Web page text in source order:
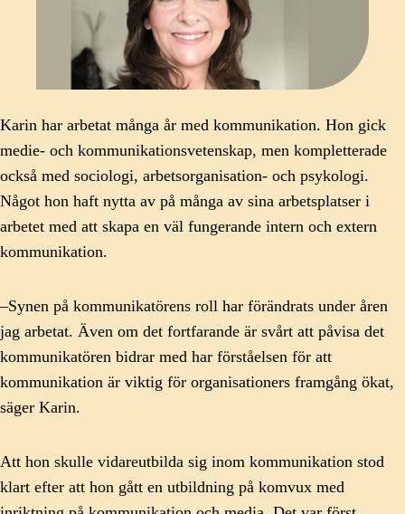
Karin har arbetat många år med kommunikation. Hon gick
medie- och kommunikationsvetenskap, men kompletterade
också med sociologi, arbetsorganisation- och psykologi.
Något hon haft nytta av på många av sina arbetsplatser i
arbetet med att skapa en väl fungerande intern och extern
kommunikation.
–Synen på kommunikatörens roll har förändrats under åren
jag arbetat. Även om det fortfarande är svårt att påvisa det
kommunikatören bidrar med har förståelsen för att
kommunikation är viktig för organisationers framgång ökat,
säger Karin.
Att hon skulle vidareutbilda sig inom kommunikation stod
klart efter att hon gått en utbildning på komvux med